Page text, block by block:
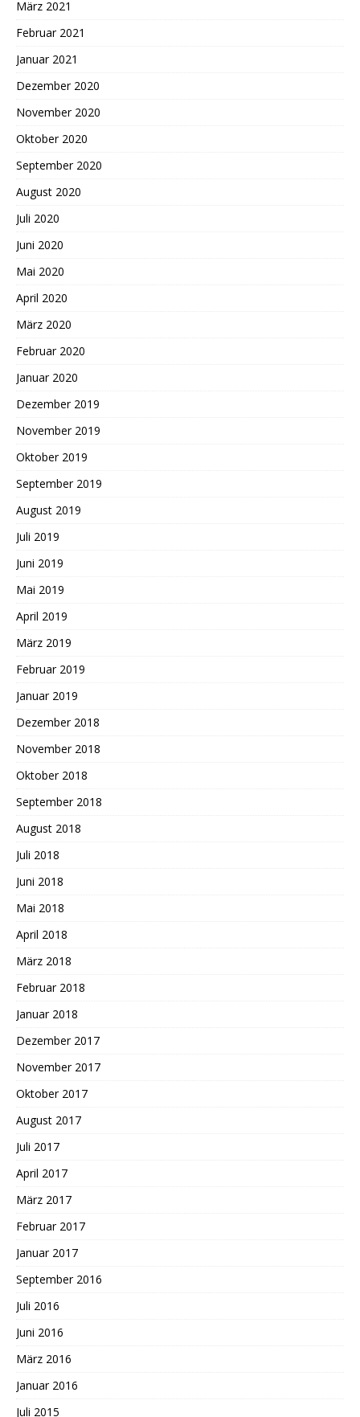
März 2021
Februar 2021
Januar 2021
Dezember 2020
November 2020
Oktober 2020
September 2020
August 2020
Juli 2020
Juni 2020
Mai 2020
April 2020
März 2020
Februar 2020
Januar 2020
Dezember 2019
November 2019
Oktober 2019
September 2019
August 2019
Juli 2019
Juni 2019
Mai 2019
April 2019
März 2019
Februar 2019
Januar 2019
Dezember 2018
November 2018
Oktober 2018
September 2018
August 2018
Juli 2018
Juni 2018
Mai 2018
April 2018
März 2018
Februar 2018
Januar 2018
Dezember 2017
November 2017
Oktober 2017
August 2017
Juli 2017
April 2017
März 2017
Februar 2017
Januar 2017
September 2016
Juli 2016
Juni 2016
März 2016
Januar 2016
Juli 2015